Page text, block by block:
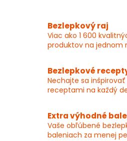
Bezlepkový raj
Viac ako 1 600
produktov na jednom
Bezlepkové
Nechajte sa
receptami na každý
Extra výhodné
Vaše obľúbené
baleniach za menej